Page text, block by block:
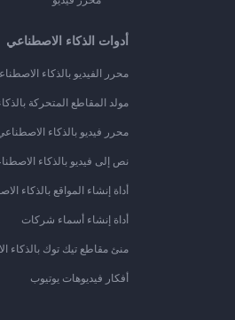
أدوات الذكاء الاصطناعي
محرر الفيديو بالذكاء
مولد المقاطع المتحركة
محرر فيديو بالذكاء
نص إلى فيديو بالذكاء
أداة إنشاء المواقع بالذكاء
أداة إنشاء أسماء شركات
منئ مقاطع تيك توك بالذكاء
أفكار فيديوهات يوتيوب